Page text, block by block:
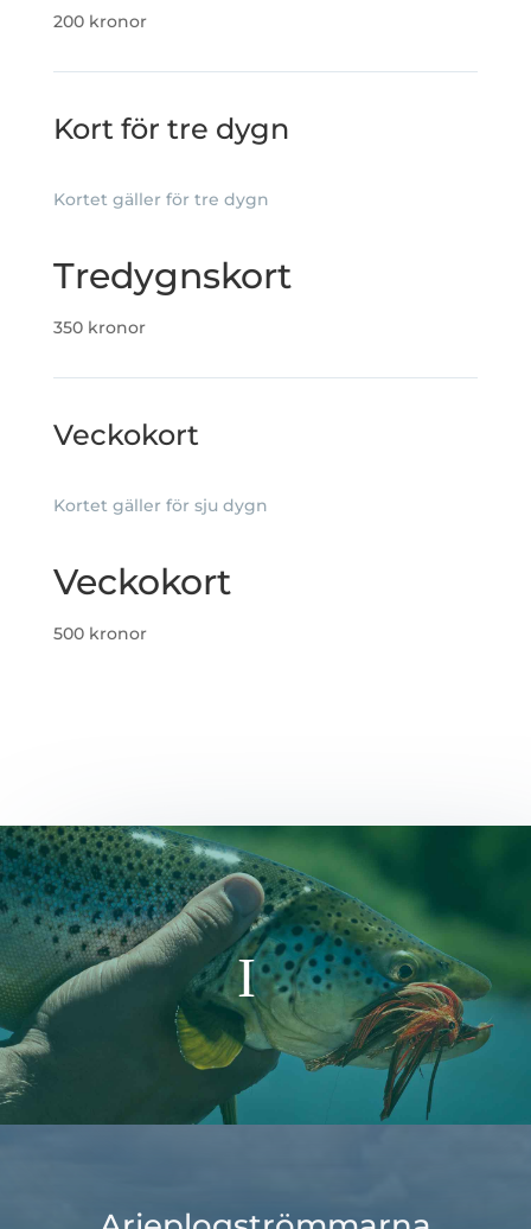
200 kronor
Kort för tre dygn
Kortet gäller för tre dygn
Tredygnskort
350 kronor
Veckokort
Kortet gäller för sju dygn
Veckokort
500 kronor